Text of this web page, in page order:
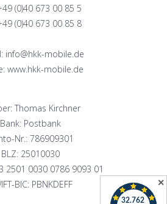
(0)40 673 00 85 5
(0)40 673 00 85 8
info@hkk-mobile.de
www.hkk-mobile.de
Thomas Kirchner
Bank: Postbank
Nr.: 786909301
BLZ: 25010030
2501 0030 0786 9093 01
BIC: PBNKDEFF
✕